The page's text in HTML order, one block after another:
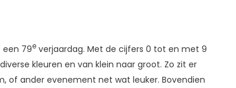
79everjaardag. Met de cijfers 0 tot en met 9
kleuren en van klein naar groot. Zo zit er
of ander evenement net wat leuker. Bovendien